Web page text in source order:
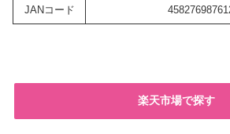
JANコード
楽天市場で探す